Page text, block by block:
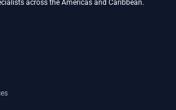
across the Americas and Caribbean.